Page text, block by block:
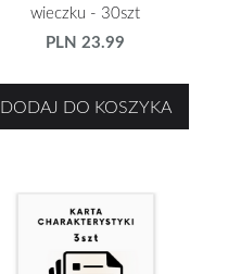
wieczku - 30szt
PLN 23.99
DODAJ DO KOSZYKA